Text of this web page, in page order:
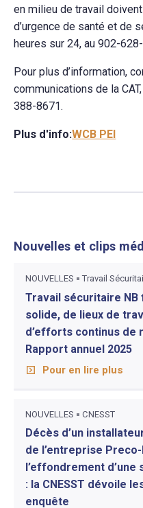
en milieu de travail
d’urgence de santé et de
heures sur 24, au 902-
Pour plus d’information,
communications de la
388-8671.
Plus d'info:WCB PEI
Nouvelles et clips
NOUVELLES Travail
Travail sécuritaire NB
solide, de lieux de
d’efforts continus de
Rapport annuel 2025
Pour en lire plus
NOUVELLES CNESST
Décès d’un
de l’entreprise
l’effondrement
: la CNESST dévoile
enquête